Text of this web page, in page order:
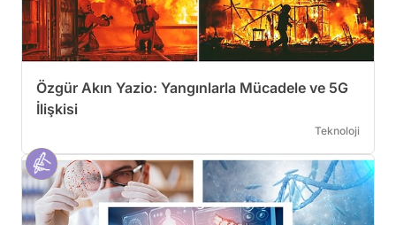
Özgür Akın Yazio: Yangınlarla Mücadele ve 5G
İlişkisi
Teknoloji